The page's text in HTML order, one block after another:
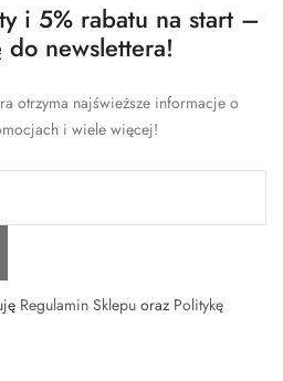
i 5% rabatu na start –
do newslettera!
otrzyma najświeższe informacje o
i wiele więcej!
Regulamin Sklepu oraz Politykę